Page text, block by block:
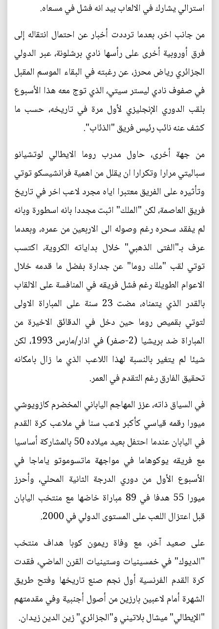
استرالي يشارك في الالعاب بيد انه فشل في مسعاه.
من جانب اخر، بعدما ترددت أخبار عن احتمال انتقاله إلى
فرق أوروبية أخرى على رأسها نادي برشلونة، عبر الدولي
الجزائري رياض محرز، عن رغبته في البقاء الموسم المقبل
في صفوف نادي ليستر سيتي، الذي توج معه هذا الأسبوع
بلقب الدوري الإنجليزي لأول مرة في تاريخه، حسب ما
كشف عنه نائب رئيس فريق "الذئاب".
من جهة أخرى، حاول مدرب روما الايطالي لوتشيانو
سباليتي مرارا وتكرارا ان يقلل من اهمية فرانشيسكو توتي
وتأثيره على الفريق معتبرا اياه مجرد لاعب اخر في تاريخ
فريق العاصمة، لكن "الملك" اثبت مجددا بانه اسطورة وبانه
لم يفقد سحره رغم وصوله الى الاربعين من عمره، وبعدما
عرف بـ"الفتى الذهبي" خلال بداياته الكروية، اكتسب
توتي لقب "ملك روما" عن جدارة بفضل ما قدمه خلال
الاعوام الطويلة رغم فشل فريقه في المنافسة على الالقاب
بالقدر الذي يتمناه، مضت 23 سنة على المباراة الاولى
لتوتي بقميص روما حين دخل في الدقائق الاخيرة من
المباراة ضد بريشيا (2-صفر) في اذار/مارس 1993، لكن
شيئا لم يتغير بالنسبة لهذا اللاعب الذي ما زال بامكانه
تحقيق الفارق رغم التقدم في العمر.
في السياق ذاته، عزز المهاجم الياباني المخضرم كازويوشي
ميورا رقمه قياسي كأكبر لاعب سنا في ملاعب كرة القدم
في اليابان عندما احتفل بعيد ميلاده 50 بالمشاركة أساسيا
مع فريقه يوكوهاما في مواجهة ماتسوموتو ياماجا في
الأسبوع الأول من دوري الدرجة الثانية المحلي، وأحرز
ميورا 55 هدفا في 89 مباراة خاضها مع منتخب اليابان
قبل اعتزال اللعب على المستوى الدولي في 2000.
على صعيد آخر، مع وفاة ريمون كوبا هداف منتخب
"الديوك" في خمسينيات وستينيات القرن الماضي، فقدت
كرة القدم الفرنسية أول نجم صنع تاريخها وفتح طريق
الشهرة أمام لاعبين بارزين من أصول أجنبية وفي مقدمتهم
"الإيطالي" ميشال بلاتيني و"الجزائري" زين الدين زيدان.